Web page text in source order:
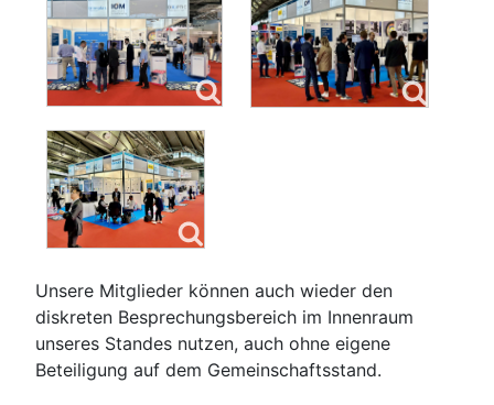
Unsere Mitglieder können auch wieder den
diskreten Besprechungsbereich im Innenraum
unseres Standes nutzen, auch ohne eigene
Beteiligung auf dem Gemeinschaftsstand.